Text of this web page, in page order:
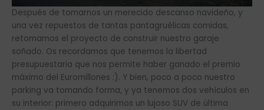
Después de tomarnos un merecido descanso navideño, y
una vez repuestos de tantas pantagruélicas comidas,
retomamos el proyecto de construir nuestro garaje
soñado. Os recordamos que tenemos la libertad
presupuestaria que nos permite haber ganado el premio
máximo del Euromillones :). Y bien, poco a poco nuestro
parking va tomando forma, y ya tenemos dos vehículos en
su interior: primero adquirimos un lujoso SUV de última